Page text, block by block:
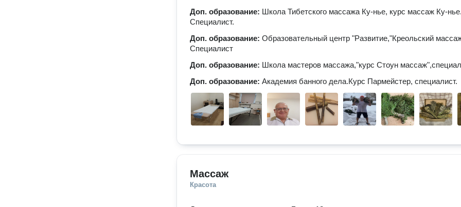
Доп. образование: Школа Тибетского массажа Ку-нье, курс массаж Ку-нье.
Специалист.
Доп. образование: Образовательный центр "Развитие,"Креольский
Специалист
Доп. образование: Школа мастеров массажа,"курс Стоун
Доп. образование: Академия банного дела.Курс Пармейстер, специалист.
Массаж
Красота